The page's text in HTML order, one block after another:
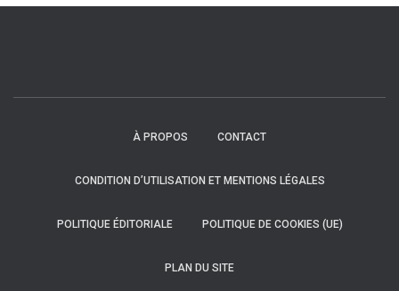
À PROPOS CONTACT
CONDITION D’UTILISATION ET MENTIONS LÉGALES
POLITIQUE ÉDITORIALE POLITIQUE DE COOKIES (UE)
PLAN DU SITE